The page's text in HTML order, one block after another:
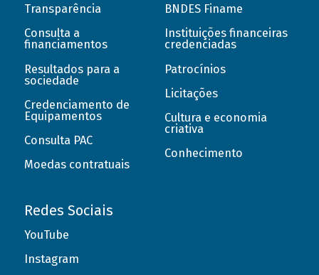
Transparência
Consulta a
financiamentos
Resultados para a
sociedade
Credenciamento de
Equipamentos
Consulta PAC
Moedas contratuais
BNDES Finame
Instituições financeiras
credenciadas
Patrocínios
Licitações
Cultura e economia
criativa
Conhecimento
Redes Sociais
YouTube
Instagram